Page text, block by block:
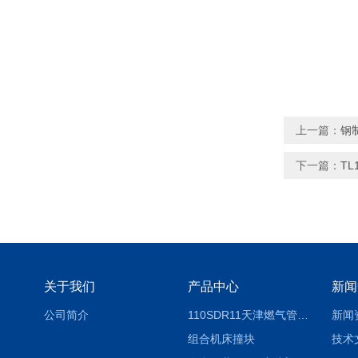
上一篇： 钢
下一篇：
关于我们
公司简介
产品中心
组合机床撞块
新
新闻
技术